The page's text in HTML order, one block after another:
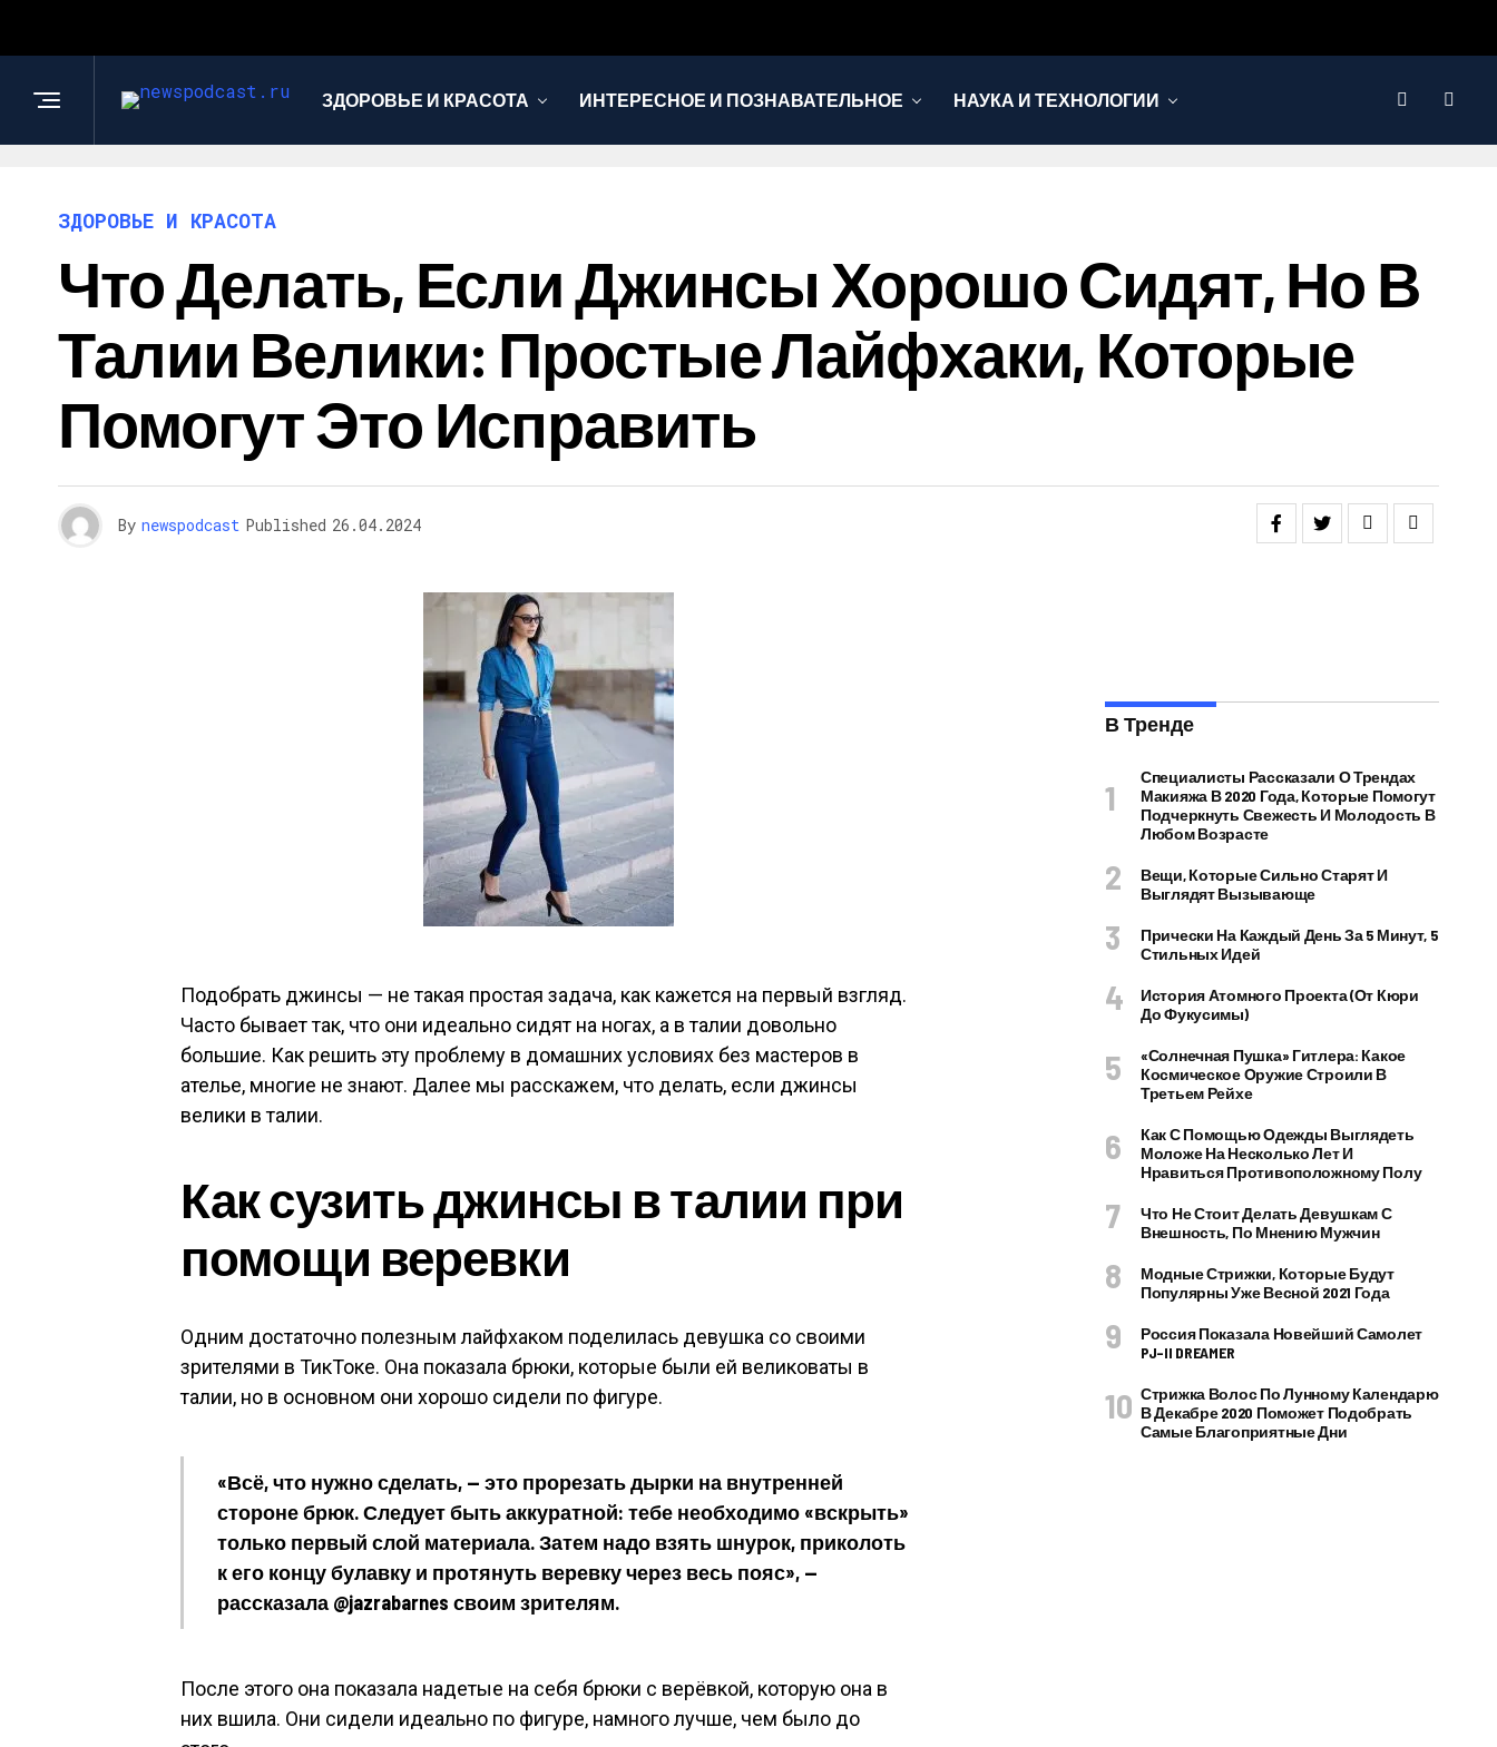
ЗДОРОВЬЕ И КРАСОТА ИНТЕРЕСНОЕ И ПОЗНАВАТЕЛЬНОЕ НАУКА И ТЕХНОЛОГИИ
ЗДОРОВЬЕ И КРАСОТА
Что Делать, Если Джинсы Хорошо Сидят, Но В
Талии Велики: Простые Лайфхаки, Которые
Помогут Это Исправить
By newspodcast Published 26.04.2024
Подобрать джинсы — не такая простая задача, как кажется на первый взгляд.
Часто бывает так, что они идеально сидят на ногах, а в талии довольно
большие. Как решить эту проблему в домашних условиях без мастеров в
ателье, многие не знают. Далее мы расскажем, что делать, если джинсы
велики в талии.
Как сузить джинсы в талии при
помощи веревки
Одним достаточно полезным лайфхаком поделилась девушка со своими
зрителями в ТикТоке. Она показала брюки, которые были ей великоваты в
талии, но в основном они хорошо сидели по фигуре.
«Всё, что нужно сделать, — это прорезать дырки на внутренней
стороне брюк. Следует быть аккуратной: тебе необходимо «вскрыть»
только первый слой материала. Затем надо взять шнурок, приколоть
к его концу булавку и протянуть веревку через весь пояс», —
рассказала @jazrabarnes своим зрителям.
После этого она показала надетые на себя брюки с верёвкой, которую она в
них вшила. Они сидели идеально по фигуре, намного лучше, чем было до
В Тренде
Специалисты Рассказали О Трендах
Макияжа В 2020 Года, Которые Помогут
Подчеркнуть Свежесть И Молодость В
Любом Возрасте
Вещи, Которые Сильно Старят И
Выглядят Вызывающе
Прически На Каждый День За 5 Минут, 5
Стильных Идей
История Атомного Проекта (от Кюри
До Фукусимы)
«Солнечная Пушка» Гитлера: Какое
Космическое Оружие Строили В
Третьем Рейхе
Как С Помощью Одежды Выглядеть
Моложе На Несколько Лет И
Нравиться Противоположному Полу
Что Не Стоит Делать Девушкам С
Внешность, По Мнению Мужчин
Модные Стрижки, Которые Будут
Популярны Уже Весной 2021 Года
Россия Показала Новейший Самолет
PJ–II DREAMER
Стрижка Волос По Лунному Календарю
В Декабре 2020 Поможет Подобрать
Самые Благоприятные Дни